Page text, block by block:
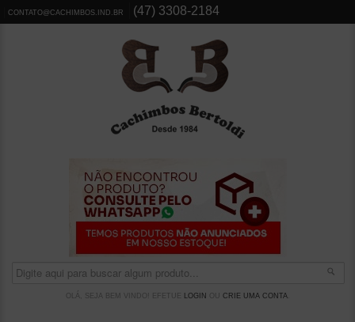
CONTATO@CACHIMBOS.IND.BR (47) 3308-2184
OLÁ, SEJA BEM VINDO! EFETUE LOGIN CRIE UMA CONTA.